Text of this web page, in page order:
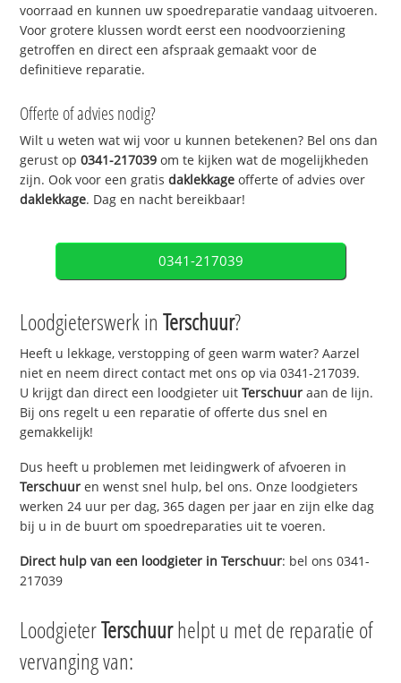
voorraad en kunnen uw spoedreparatie vandaag uitvoeren.
Voor grotere klussen wordt eerst een noodvoorziening
getroffen en direct een afspraak gemaakt voor de
definitieve reparatie.
Offerte of advies nodig?
Wilt u weten wat wij voor u kunnen betekenen? Bel ons dan
gerust op0341-217039 om te kijken wat de mogelijkheden
zijn. Ook voor een gratisdaklekkage offerte of advies over
daklekkage. Dag en nacht bereikbaar!
0341-217039
Loodgieterswerk inTerschuur?
Heeft u lekkage, verstopping of geen warm water? Aarzel
niet en neem direct contact met ons op via 0341-217039.
U krijgt dan direct een loodgieter uitTerschuur aan de lijn.
Bij ons regelt u een reparatie of offerte dus snel en
gemakkelijk!
Dus heeft u problemen met leidingwerk of afvoeren in
Terschuur en wenst snel hulp, bel ons. Onze loodgieters
werken 24 uur per dag, 365 dagen per jaar en zijn elke dag
bij u in de buurt om spoedreparaties uit te voeren.
Direct hulp van een loodgieter inTerschuur: bel ons 0341-
217039
LoodgieterTerschuurhelpt u met de reparatie of
vervanging van: